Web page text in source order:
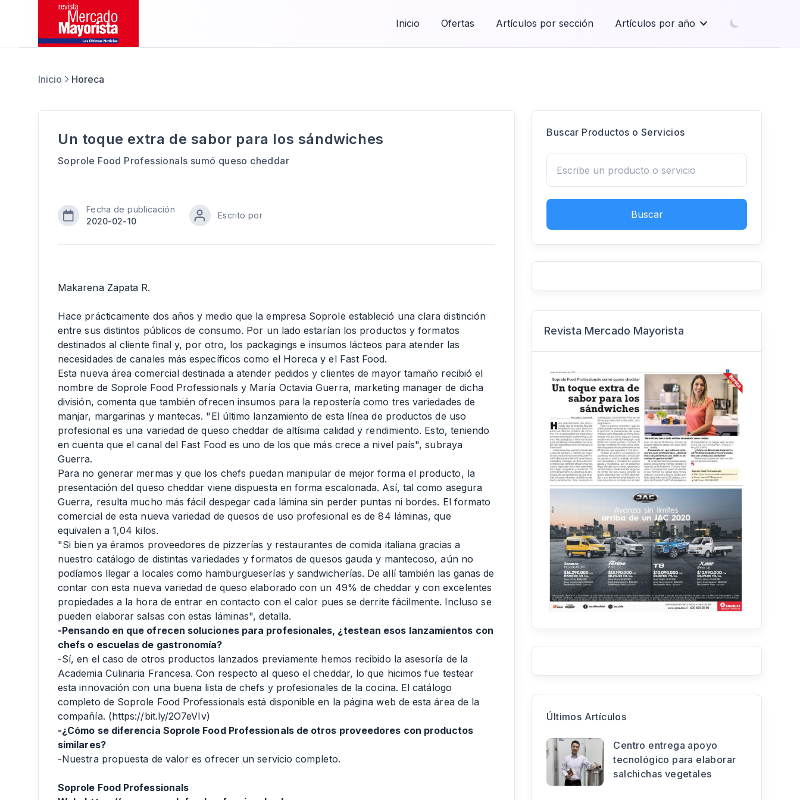
Inicio Ofertas Artículos por sección Artículos por año
Inicio Horeca
Un toque extra de sabor para los sándwiches
Soprole Food Professionals sumó queso cheddar
Fecha de publicación
2020-02-10
Escrito por
Makarena Zapata R.
Hace prácticamente dos años y medio que la empresa Soprole estableció una clara distinción
entre sus distintos públicos de consumo. Por un lado estarían los productos y formatos
destinados al cliente final y, por otro, los packagings e insumos lácteos para atender las
necesidades de canales más específicos como el Horeca y el Fast Food.
Esta nueva área comercial destinada a atender pedidos y clientes de mayor tamaño recibió el
nombre de Soprole Food Professionals y María Octavia Guerra, marketing manager de dicha
división, comenta que también ofrecen insumos para la repostería como tres variedades de
manjar, margarinas y mantecas. "El último lanzamiento de esta línea de productos de uso
profesional es una variedad de queso cheddar de altísima calidad y rendimiento. Esto, teniendo
en cuenta que el canal del Fast Food es uno de los que más crece a nivel país", subraya
Guerra.
Para no generar mermas y que los chefs puedan manipular de mejor forma el producto, la
presentación del queso cheddar viene dispuesta en forma escalonada. Así, tal como asegura
Guerra, resulta mucho más fácil despegar cada lámina sin perder puntas ni bordes. El formato
comercial de esta nueva variedad de quesos de uso profesional es de 84 láminas, que
equivalen a 1,04 kilos.
"Si bien ya éramos proveedores de pizzerías y restaurantes de comida italiana gracias a
nuestro catálogo de distintas variedades y formatos de quesos gauda y mantecoso, aún no
podíamos llegar a locales como hamburgueserías y sandwicherías. De allí también las ganas de
contar con esta nueva variedad de queso elaborado con un 49% de cheddar y con excelentes
propiedades a la hora de entrar en contacto con el calor pues se derrite fácilmente. Incluso se
pueden elaborar salsas con estas láminas", detalla.
-Pensando en que ofrecen soluciones para profesionales, ¿testean esos lanzamientos con
chefs o escuelas de gastronomía?
-Sí, en el caso de otros productos lanzados previamente hemos recibido la asesoría de la
Academia Culinaria Francesa. Con respecto al queso el cheddar, lo que hicimos fue testear
esta innovación con una buena lista de chefs y profesionales de la cocina. El catálogo
completo de Soprole Food Professionals está disponible en la página web de esta área de la
compañía. (https://bit.ly/2O7eVIv)
-¿Cómo se diferencia Soprole Food Professionals de otros proveedores con productos
similares?
-Nuestra propuesta de valor es ofrecer un servicio completo.
Soprole Food Professionals
Buscar Productos o Servicios
Buscar
Revista Mercado Mayorista
Últimos Artículos
Centro entrega apoyo
tecnológico para elaborar
salchichas vegetales